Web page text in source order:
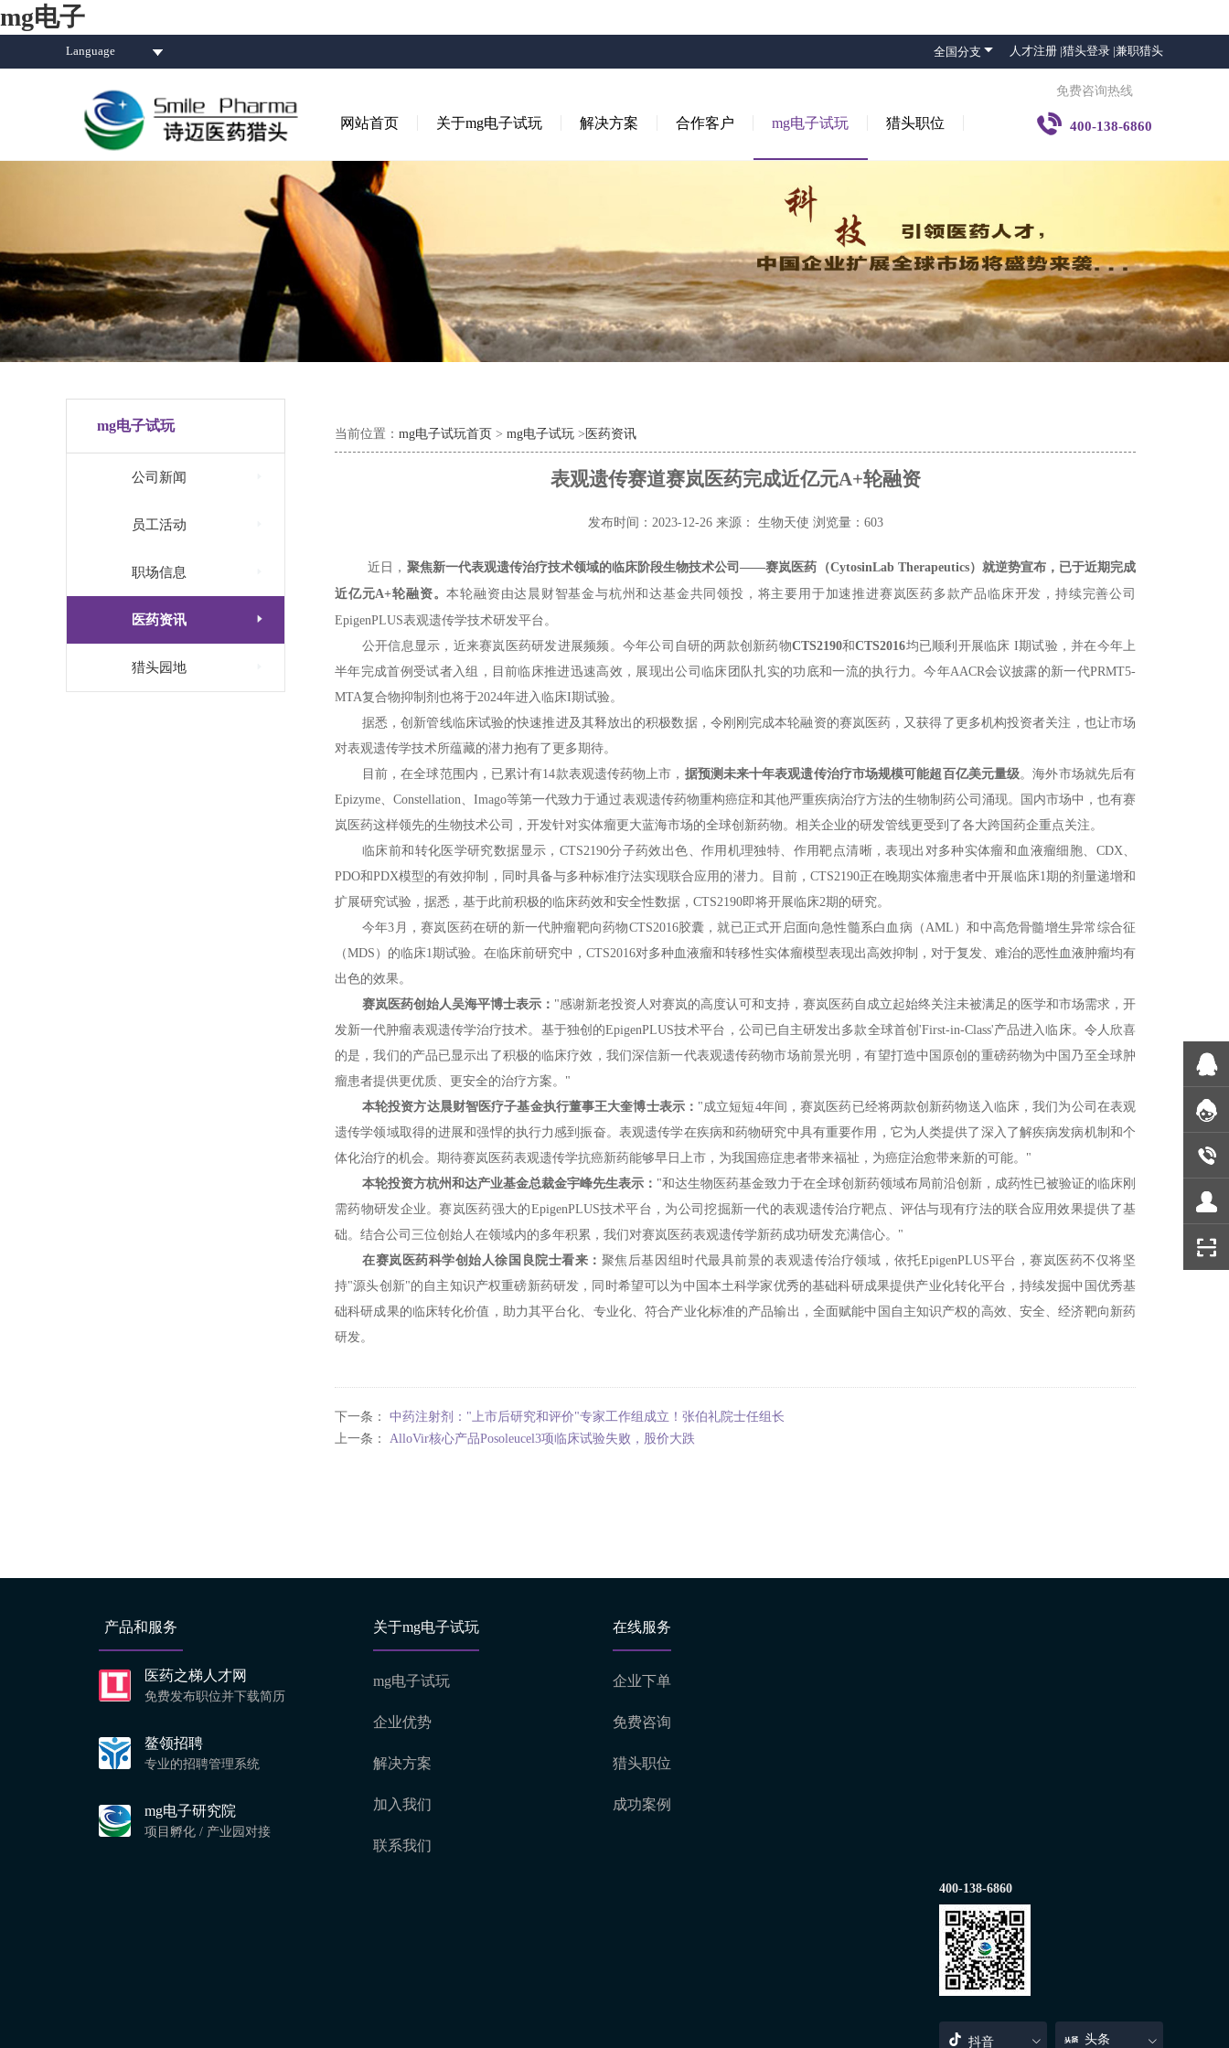
mg电子
Language 全国分支  人才注册 |猎头登录 |兼职猎头
网站首页 关于mg电子试玩 解决方案 合作客户 mg电子试玩 猎头职位
免费咨询热线
 400-138-6860
mg电子试玩
公司新闻
员工活动
职场信息
医药资讯 
猎头园地
当前位置： mg电子试玩首页 > mg电子试玩 > 医药资讯
表观遗传赛道赛岚医药完成近亿元A+轮融资
发布时间：2023-12-26 来源： 生物天使 浏览量：603
近日， 聚焦新一代表观遗传治疗技术领域的临床阶段生物技术公司——赛岚医药（CytosinLab Therapeutics）就逆势宣布，已于近期完成
近亿元A+轮融资。本轮融资由达晨财智基金与杭州和达基金共同领投，将主要用于加速推进赛岚医药多款产品临床开发，持续完善公司
EpigenPLUS表观遗传学技术研发平台。
公开信息显示，近来赛岚医药研发进展频频。今年公司自研的两款创新药物CTS2190和CTS2016均已顺利开展临床 I期试验，并在今年上
半年完成首例受试者入组，目前临床推进迅速高效，展现出公司临床团队扎实的功底和一流的执行力。今年AACR会议披露的新一代PRMT5-
MTA复合物抑制剂也将于2024年进入临床I期试验。
据悉，创新管线临床试验的快速推进及其释放出的积极数据，令刚刚完成本轮融资的赛岚医药，又获得了更多机构投资者关注，也让市场
对表观遗传学技术所蕴藏的潜力抱有了更多期待。
目前，在全球范围内，已累计有14款表观遗传药物上市， 据预测未来十年表观遗传治疗市场规模可能超百亿美元量级。海外市场就先后有
Epizyme、Constellation、Imago等第一代致力于通过表观遗传药物重构癌症和其他严重疾病治疗方法的生物制药公司涌现。国内市场中，也有赛
岚医药这样领先的生物技术公司，开发针对实体瘤更大蓝海市场的全球创新药物。相关企业的研发管线更受到了各大跨国药企重点关注。
临床前和转化医学研究数据显示，CTS2190分子药效出色、作用机理独特、作用靶点清晰，表现出对多种实体瘤和血液瘤细胞、CDX、
PDO和PDX模型的有效抑制，同时具备与多种标准疗法实现联合应用的潜力。目前，CTS2190正在晚期实体瘤患者中开展临床1期的剂量递增和
扩展研究试验，据悉，基于此前积极的临床药效和安全性数据，CTS2190即将开展临床2期的研究。
今年3月，赛岚医药在研的新一代肿瘤靶向药物CTS2016胶囊，就已正式开启面向急性髓系白血病（AML）和中高危骨髓增生异常综合征
（MDS）的临床1期试验。在临床前研究中，CTS2016对多种血液瘤和转移性实体瘤模型表现出高效抑制，对于复发、难治的恶性血液肿瘤均有
出色的效果。
赛岚医药创始人吴海平博士表示： "感谢新老投资人对赛岚的高度认可和支持，赛岚医药自成立起始终关注未被满足的医学和市场需求，开
发新一代肿瘤表观遗传学治疗技术。基于独创的EpigenPLUS技术平台，公司已自主研发出多款全球首创'First-in-Class'产品进入临床。令人欣喜
的是，我们的产品已显示出了积极的临床疗效，我们深信新一代表观遗传药物市场前景光明，有望打造中国原创的重磅药物为中国乃至全球肿
瘤患者提供更优质、更安全的治疗方案。"
本轮投资方达晨财智医疗子基金执行董事王大奎博士表示： "成立短短4年间，赛岚医药已经将两款创新药物送入临床，我们为公司在表观
遗传学领域取得的进展和强悍的执行力感到振奋。表观遗传学在疾病和药物研究中具有重要作用，它为人类提供了深入了解疾病发病机制和个
体化治疗的机会。期待赛岚医药表观遗传学抗癌新药能够早日上市，为我国癌症患者带来福祉，为癌症治愈带来新的可能。"
本轮投资方杭州和达产业基金总裁金宇峰先生表示： "和达生物医药基金致力于在全球创新药领域布局前沿创新，成药性已被验证的临床刚
需药物研发企业。赛岚医药强大的EpigenPLUS技术平台，为公司挖掘新一代的表观遗传治疗靶点、评估与现有疗法的联合应用效果提供了基
础。结合公司三位创始人在领域内的多年积累，我们对赛岚医药表观遗传学新药成功研发充满信心。"
在赛岚医药科学创始人徐国良院士看来： 聚焦后基因组时代最具前景的表观遗传治疗领域，依托EpigenPLUS平台，赛岚医药不仅将坚
持"源头创新"的自主知识产权重磅新药研发，同时希望可以为中国本土科学家优秀的基础科研成果提供产业化转化平台，持续发掘中国优秀基
础科研成果的临床转化价值，助力其平台化、专业化、符合产业化标准的产品输出，全面赋能中国自主知识产权的高效、安全、经济靶向新药
研发。
下一条： 中药注射剂："上市后研究和评价"专家工作组成立！张伯礼院士任组长
上一条： AlloVir核心产品Posoleucel3项临床试验失败，股价大跌
产品和服务
医药之梯人才网
免费发布职位并下载简历
鳌领招聘
专业的招聘管理系统
mg电子研究院
项目孵化 / 产业园对接
关于mg电子试玩
mg电子试玩
企业优势
解决方案
加入我们
联系我们
在线服务
企业下单
免费咨询
猎头职位
成功案例
400-138-6860
抖音 头条